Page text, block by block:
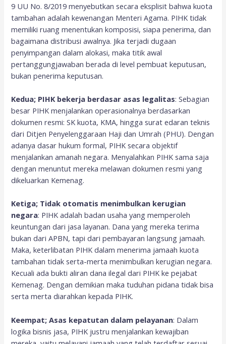
9 UU No. 8/2019 menyebutkan secara eksplisit bahwa kuota
tambahan adalah kewenangan Menteri Agama. PIHK tidak
memiliki ruang menentukan komposisi, siapa penerima, dan
bagaimana distribusi awalnya. Jika terjadi dugaan
penyimpangan dalam alokasi, maka titik awal
pertanggungjawaban berada di level pembuat keputusan,
bukan penerima keputusan.
Kedua; PIHK bekerja berdasar asas legalitas: Sebagian
besar PIHK menjalankan operasionalnya berdasarkan
dokumen resmi: SK kuota, KMA, hingga surat edaran teknis
dari Ditjen Penyelenggaraan Haji dan Umrah (PHU). Dengan
adanya dasar hukum formal, PIHK secara objektif
menjalankan amanah negara. Menyalahkan PIHK sama saja
dengan menuntut mereka melawan dokumen resmi yang
dikeluarkan Kemenag.
Ketiga; Tidak otomatis menimbulkan kerugian
negara: PIHK adalah badan usaha yang memperoleh
keuntungan dari jasa layanan. Dana yang mereka terima
bukan dari APBN, tapi dari pembayaran langsung jamaah.
Maka, keterlibatan PIHK dalam menerima jamaah kuota
tambahan tidak serta-merta menimbulkan kerugian negara.
Kecuali ada bukti aliran dana ilegal dari PIHK ke pejabat
Kemenag. Dengan demikian maka tuduhan pidana tidak bisa
serta merta diarahkan kepada PIHK.
Keempat; Asas kepatutan dalam pelayanan: Dalam
logika bisnis jasa, PIHK justru menjalankan kewajiban